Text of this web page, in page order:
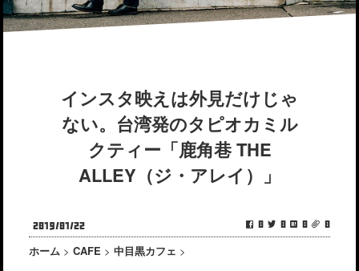
インスタ映えは外見だけじゃ
ない。台湾発のタピオカミル
クティー「鹿角巷 THE
ALLEY（ジ・アレイ）」
0 0 0 0
2019/01/22
ホーム > CAFE > 中目黒カフェ >